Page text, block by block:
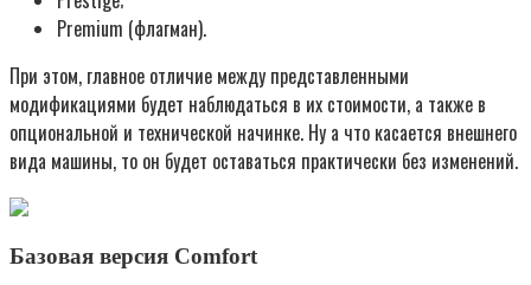
Premium (флагман).
При этом, главное отличие между представленными
модификациями будет наблюдаться в их стоимости, а также в
опциональной и технической начинке. Ну а что касается внешнего
вида машины, то он будет оставаться практически без изменений.
Базовая версия Comfort